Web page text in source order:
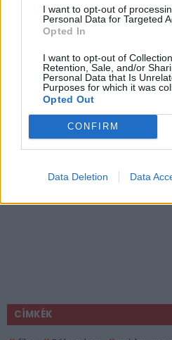
I want to opt-out of
Personal Data for Targeted
Opted In
I want to opt-out of
Retention, Sale, and/or
Personal Data that Is
Purposes for which it was
Opted Out
CONFIRM
Data Deletion Data
CÍMKÉK